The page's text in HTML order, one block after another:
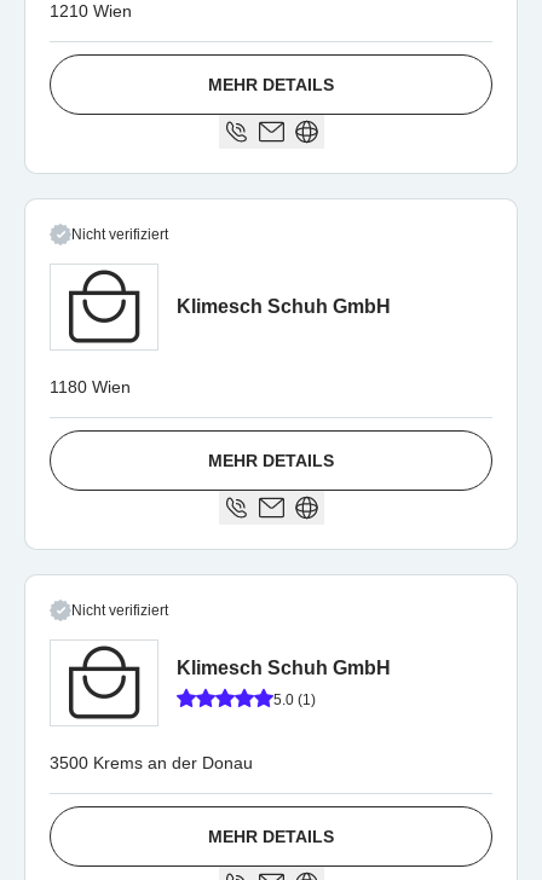
1210 Wien
MEHR DETAILS
Nicht verifiziert
Klimesch Schuh GmbH
1180 Wien
MEHR DETAILS
Nicht verifiziert
Klimesch Schuh GmbH
5.0 (1)
3500 Krems an der Donau
MEHR DETAILS